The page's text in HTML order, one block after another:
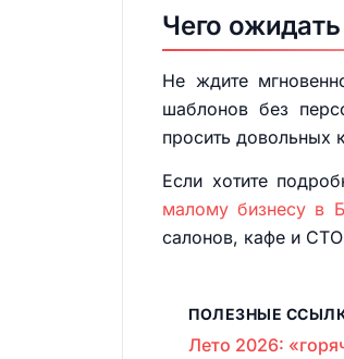
Чего
Не ждите
шаблонов без
просить довольных
Если хотите
малому бизнесу в
салонов, кафе и
ПОЛЕЗНЫЕ
Лето 2026: